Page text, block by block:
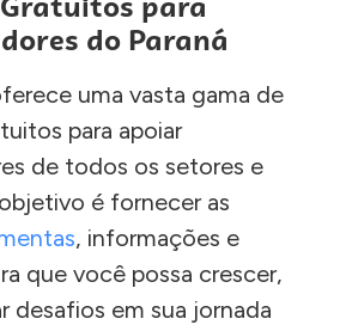
do Paraná
uma vasta gama de
para apoiar
de todos os setores e
é fornecer as
, informações e
que você possa crescer,
desafios em sua jornada